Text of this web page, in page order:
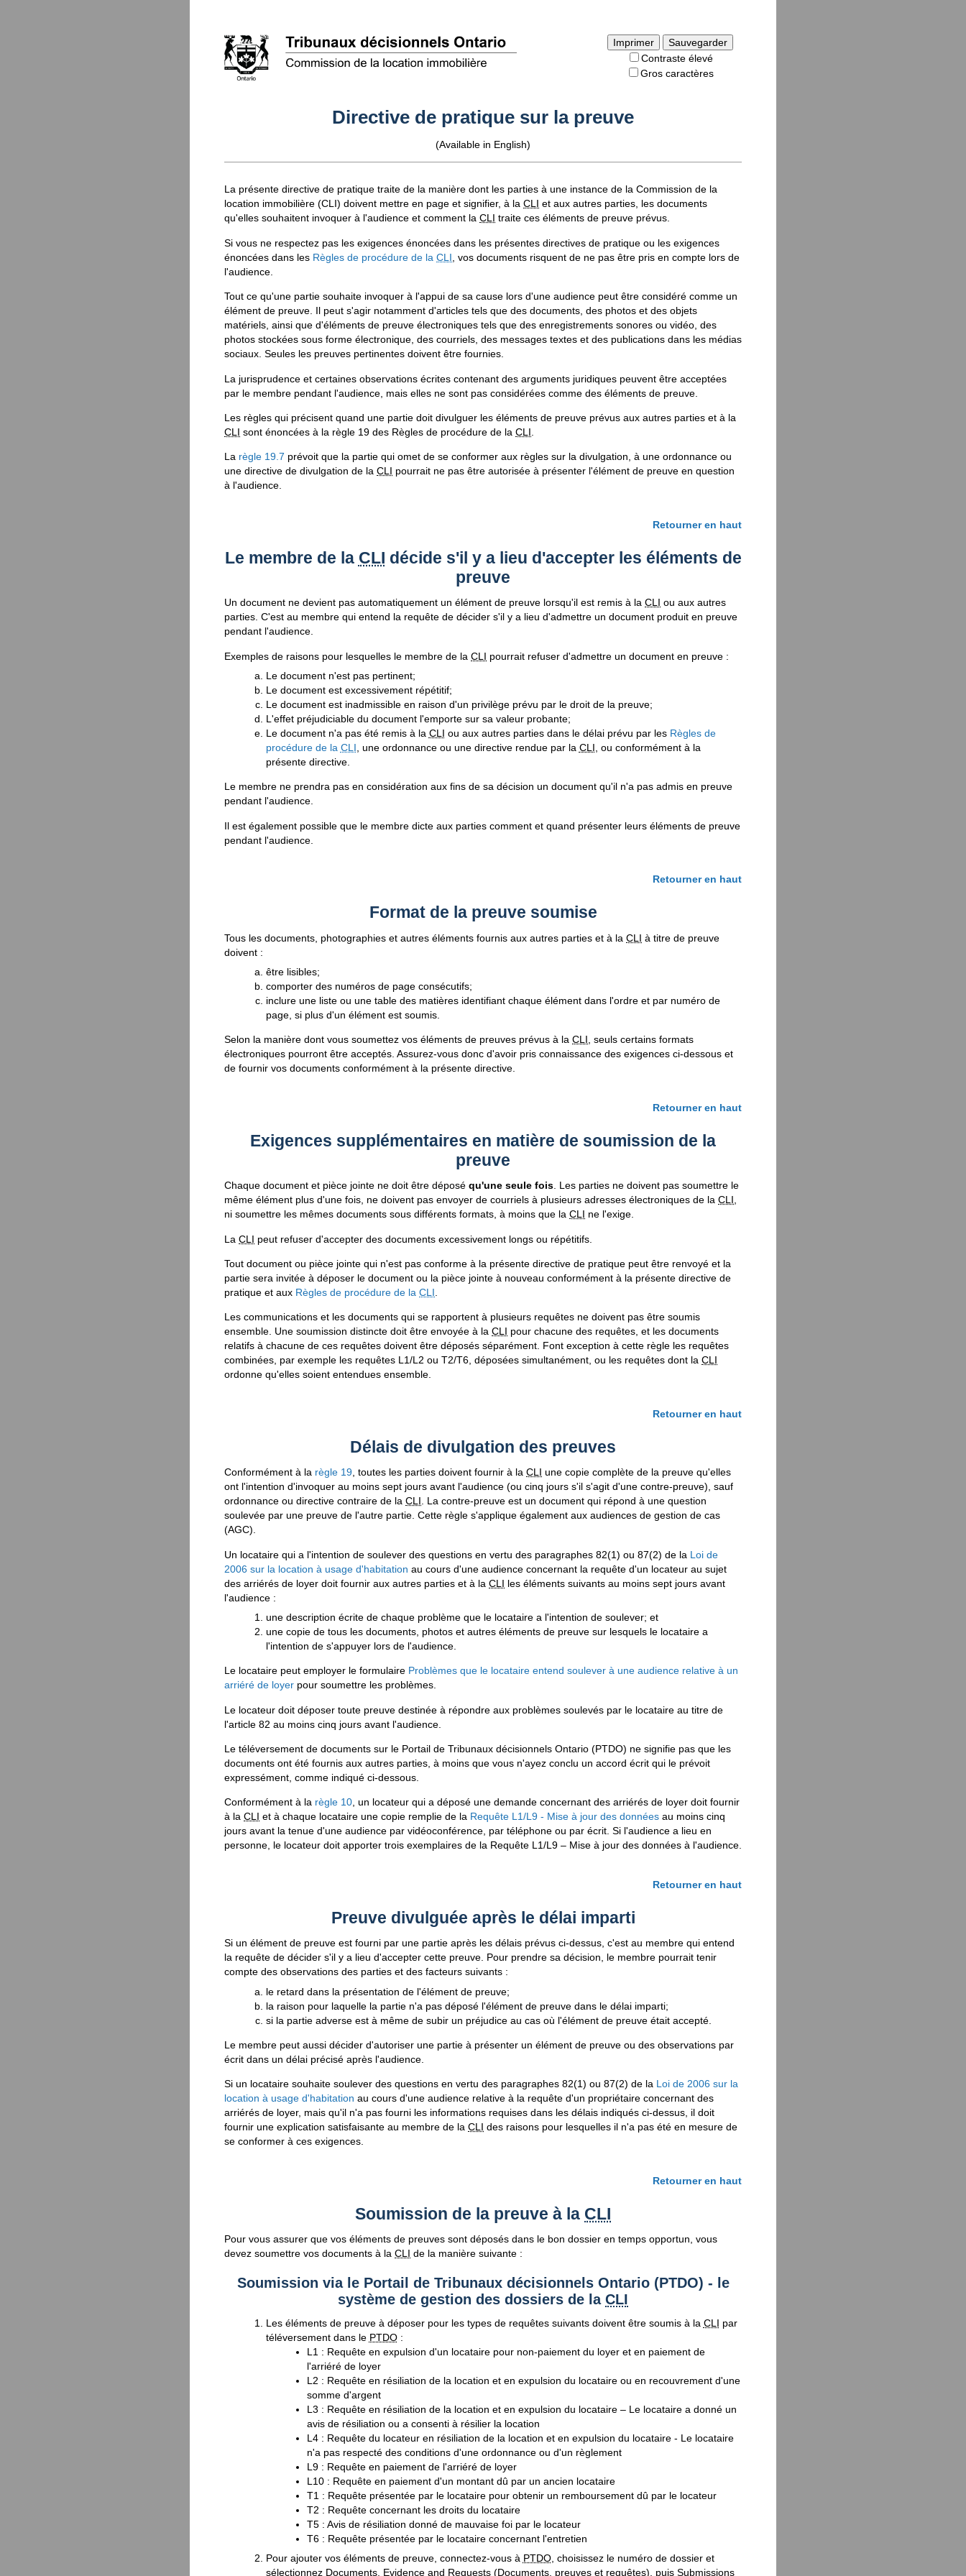
Sauvegarder
Contraste élevé
Gros caractères
Directive de pratique sur la preuve
(Available in English)
La présente directive de pratique traite de la manière dont les parties à une instance de la Commission de la
location immobilière (CLI) doivent mettre en page et signifier, à la CLI et aux autres parties, les documents
qu'elles souhaitent invoquer à l'audience et comment la CLI traite ces éléments de preuve prévus.
Si vous ne respectez pas les exigences énoncées dans les présentes directives de pratique ou les exigences
énoncées dans les Règles de procédure de la CLI , vos documents risquent de ne pas être pris en compte lors de
l'audience.
Tout ce qu'une partie souhaite invoquer à l'appui de sa cause lors d'une audience peut être considéré comme un
élément de preuve. Il peut s'agir notamment d'articles tels que des documents, des photos et des objets
matériels, ainsi que d'éléments de preuve électroniques tels que des enregistrements sonores ou vidéo, des
photos stockées sous forme électronique, des courriels, des messages textes et des publications dans les médias
sociaux. Seules les preuves pertinentes doivent être fournies.
La jurisprudence et certaines observations écrites contenant des arguments juridiques peuvent être acceptées
par le membre pendant l'audience, mais elles ne sont pas considérées comme des éléments de preuve.
Les règles qui précisent quand une partie doit divulguer les éléments de preuve prévus aux autres parties et à la
CLI sont énoncées à la règle 19 des Règles de procédure de la CLI
La règle 19.7 prévoit que la partie qui omet de se conformer aux règles sur la divulgation, à une ordonnance ou
une directive de divulgation de la CLI pourrait ne pas être autorisée à présenter l'élément de preuve en question
à l'audience.
Retourner en haut
Le membre de la CLI décide s'il y a lieu d'accepter les éléments de
preuve
Un document ne devient pas automatiquement un élément de preuve lorsqu'il est remis à la CLI ou aux autres
parties. C'est au membre qui entend la requête de décider s'il y a lieu d'admettre un document produit en preuve
pendant l'audience.
Exemples de raisons pour lesquelles le membre de la CLI pourrait refuser d'admettre un document en preuve :
Le document n'est pas pertinent;
Le document est excessivement répétitif;
Le document est inadmissible en raison d'un privilège prévu par le droit de la preuve;
L'effet préjudiciable du document l'emporte sur sa valeur probante;
Le document n'a pas été remis à la CLI ou aux autres parties dans le délai prévu par les Règles de
procédure de la CLI , une ordonnance ou une directive rendue par la CLI , ou conformément à la
présente directive.
Le membre ne prendra pas en considération aux fins de sa décision un document qu'il n'a pas admis en preuve
pendant l'audience.
Il est également possible que le membre dicte aux parties comment et quand présenter leurs éléments de preuve
pendant l'audience.
Retourner en haut
Format de la preuve soumise
Tous les documents, photographies et autres éléments fournis aux autres parties et à la CLI à titre de preuve
doivent :
être lisibles;
comporter des numéros de page consécutifs;
inclure une liste ou une table des matières identifiant chaque élément dans l'ordre et par numéro de
page, si plus d'un élément est soumis.
Selon la manière dont vous soumettez vos éléments de preuves prévus à la CLI, seuls certains formats
électroniques pourront être acceptés. Assurez-vous donc d'avoir pris connaissance des exigences ci-dessous et
de fournir vos documents conformément à la présente directive.
Retourner en haut
Exigences supplémentaires en matière de soumission de la
preuve
Chaque document et pièce jointe ne doit être déposé qu'une seule fois . Les parties ne doivent pas soumettre le
même élément plus d'une fois, ne doivent pas envoyer de courriels à plusieurs adresses électroniques de la CLI
ni soumettre les mêmes documents sous différents formats, à moins que la CLI ne l'exige.
La CLI peut refuser d'accepter des documents excessivement longs ou répétitifs.
Tout document ou pièce jointe qui n'est pas conforme à la présente directive de pratique peut être renvoyé et la
partie sera invitée à déposer le document ou la pièce jointe à nouveau conformément à la présente directive de
pratique et aux Règles de procédure de la CLI
Les communications et les documents qui se rapportent à plusieurs requêtes ne doivent pas être soumis
ensemble. Une soumission distincte doit être envoyée à la CLI pour chacune des requêtes, et les documents
relatifs à chacune de ces requêtes doivent être déposés séparément. Font exception à cette règle les requêtes
combinées, par exemple les requêtes L1/L2 ou T2/T6, déposées simultanément, ou les requêtes dont la CLI
ordonne qu'elles soient entendues ensemble.
Retourner en haut
Délais de divulgation des preuves
Conformément à la règle 19, toutes les parties doivent fournir à la CLI une copie complète de la preuve qu'elles
ont l'intention d'invoquer au moins sept jours avant l'audience (ou cinq jours s'il s'agit d'une contre-preuve), sauf
ordonnance ou directive contraire de la CLI. La contre-preuve est un document qui répond à une question
soulevée par une preuve de l'autre partie. Cette règle s'applique également aux audiences de gestion de cas
(AGC).
Un locataire qui a l'intention de soulever des questions en vertu des paragraphes 82(1) ou 87(2) de la Loi de
2006 sur la location à usage d'habitation au cours d'une audience concernant la requête d'un locateur au sujet
des arriérés de loyer doit fournir aux autres parties et à la CLI les éléments suivants au moins sept jours avant
l'audience :
une description écrite de chaque problème que le locataire a l'intention de soulever; et
une copie de tous les documents, photos et autres éléments de preuve sur lesquels le locataire a
l'intention de s'appuyer lors de l'audience.
Le locataire peut employer le formulaire Problèmes que le locataire entend soulever à une audience relative à un
arriéré de loyer pour soumettre les problèmes.
Le locateur doit déposer toute preuve destinée à répondre aux problèmes soulevés par le locataire au titre de
l'article 82 au moins cinq jours avant l'audience.
Le téléversement de documents sur le Portail de Tribunaux décisionnels Ontario (PTDO) ne signifie pas que les
documents ont été fournis aux autres parties, à moins que vous n'ayez conclu un accord écrit qui le prévoit
expressément, comme indiqué ci-dessous.
Conformément à la règle 10, un locateur qui a déposé une demande concernant des arriérés de loyer doit fournir
à la CLI et à chaque locataire une copie remplie de la Requête L1/L9 - Mise à jour des données au moins cinq
jours avant la tenue d'une audience par vidéoconférence, par téléphone ou par écrit. Si l'audience a lieu en
personne, le locateur doit apporter trois exemplaires de la Requête L1/L9 – Mise à jour des données à l'audience.
Retourner en haut
Preuve divulguée après le délai imparti
Si un élément de preuve est fourni par une partie après les délais prévus ci-dessus, c'est au membre qui entend
la requête de décider s'il y a lieu d'accepter cette preuve. Pour prendre sa décision, le membre pourrait tenir
compte des observations des parties et des facteurs suivants :
le retard dans la présentation de l'élément de preuve;
la raison pour laquelle la partie n'a pas déposé l'élément de preuve dans le délai imparti;
si la partie adverse est à même de subir un préjudice au cas où l'élément de preuve était accepté.
Le membre peut aussi décider d'autoriser une partie à présenter un élément de preuve ou des observations par
écrit dans un délai précisé après l'audience.
Si un locataire souhaite soulever des questions en vertu des paragraphes 82(1) ou 87(2) de la Loi de 2006 sur la
location à usage d'habitation au cours d'une audience relative à la requête d'un propriétaire concernant des
arriérés de loyer, mais qu'il n'a pas fourni les informations requises dans les délais indiqués ci-dessus, il doit
fournir une explication satisfaisante au membre de la CLI des raisons pour lesquelles il n'a pas été en mesure de
se conformer à ces exigences.
Retourner en haut
Soumission de la preuve à la CLI
Pour vous assurer que vos éléments de preuves sont déposés dans le bon dossier en temps opportun, vous
devez soumettre vos documents à la CLI de la manière suivante :
Soumission via le Portail de Tribunaux décisionnels Ontario (PTDO) - le
système de gestion des dossiers de la CLI
Les éléments de preuve à déposer pour les types de requêtes suivants doivent être soumis à la CLI par
téléversement dans le PTDO:
L1 : Requête en expulsion d'un locataire pour non-paiement du loyer et en paiement de
l'arriéré de loyer
L2 : Requête en résiliation de la location et en expulsion du locataire ou en recouvrement d'une
somme d'argent
L3 : Requête en résiliation de la location et en expulsion du locataire – Le locataire a donné un
avis de résiliation ou a consenti à résilier la location
L4 : Requête du locateur en résiliation de la location et en expulsion du locataire - Le locataire
n'a pas respecté des conditions d'une ordonnance ou d'un règlement
L9 : Requête en paiement de l'arriéré de loyer
L10 : Requête en paiement d'un montant dû par un ancien locataire
T1 : Requête présentée par le locataire pour obtenir un remboursement dû par le locateur
T2 : Requête concernant les droits du locataire
T5 : Avis de résiliation donné de mauvaise foi par le locateur
T6 : Requête présentée par le locataire concernant l'entretien
Pour ajouter vos éléments de preuve, connectez-vous à PTDO, choisissez le numéro de dossier et
sélectionnez Documents, Evidence and Requests (Documents, preuves et requêtes), puis Submissions